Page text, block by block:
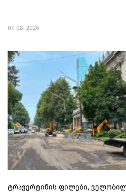
07. 08. 2026
ტრავერტინის ფილები,